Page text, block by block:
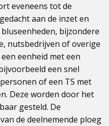
eveneens tot de
aan de inzet en
bijzondere
nutsbedrijven of overige
eenheid met een
een snel
of een TS met
Deze worden door het
gesteld. De
de deelnemende ploeg